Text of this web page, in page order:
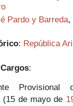
Pardo y Barreda,
: República
:
Provisional
(15 de mayo de